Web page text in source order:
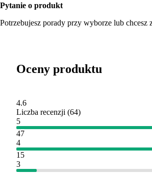
Pytanie o produkt
Potrzebujesz porady przy wyborze lub chcesz
Oceny produktu
4.6
Liczba recenzji (64)
5
47
4
15
3